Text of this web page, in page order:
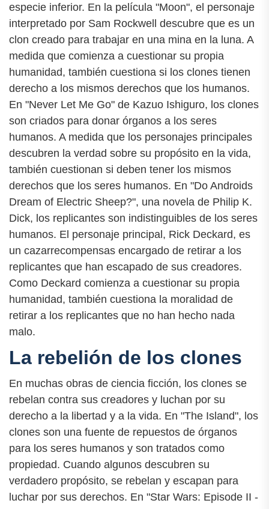
especie inferior. En la película "Moon", el personaje
interpretado por Sam Rockwell descubre que es un
clon creado para trabajar en una mina en la luna. A
medida que comienza a cuestionar su propia
humanidad, también cuestiona si los clones tienen
derecho a los mismos derechos que los humanos.
En "Never Let Me Go" de Kazuo Ishiguro, los clones
son criados para donar órganos a los seres
humanos. A medida que los personajes principales
descubren la verdad sobre su propósito en la vida,
también cuestionan si deben tener los mismos
derechos que los seres humanos. En "Do Androids
Dream of Electric Sheep?", una novela de Philip K.
Dick, los replicantes son indistinguibles de los seres
humanos. El personaje principal, Rick Deckard, es
un cazarrecompensas encargado de retirar a los
replicantes que han escapado de sus creadores.
Como Deckard comienza a cuestionar su propia
humanidad, también cuestiona la moralidad de
retirar a los replicantes que no han hecho nada
malo.
La rebelión de los clones
En muchas obras de ciencia ficción, los clones se
rebelan contra sus creadores y luchan por su
derecho a la libertad y a la vida. En "The Island", los
clones son una fuente de repuestos de órganos
para los seres humanos y son tratados como
propiedad. Cuando algunos descubren su
verdadero propósito, se rebelan y escapan para
luchar por sus derechos. En "Star Wars: Episode II -